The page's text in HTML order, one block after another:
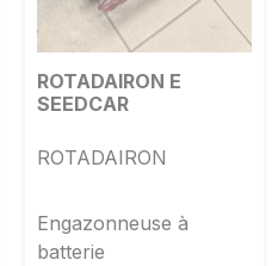
ROTADAIRON E
SEEDCAR
ROTADAIRON
Engazonneuse à
batterie